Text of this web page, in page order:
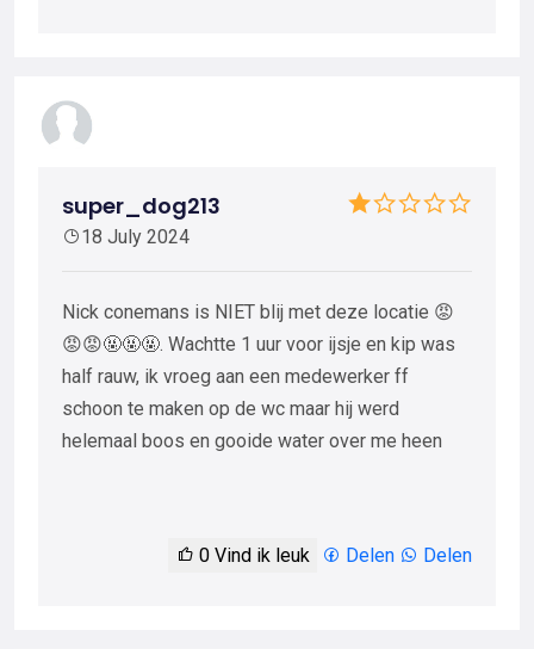
super_dog213
18 July 2024
Nick conemans is NIET blij met deze locatie 😡
😡😡🤬🤬🤬. Wachtte 1 uur voor ijsje en kip was
half rauw, ik vroeg aan een medewerker ff
schoon te maken op de wc maar hij werd
helemaal boos en gooide water over me heen
0 Vind ik leuk Delen Delen